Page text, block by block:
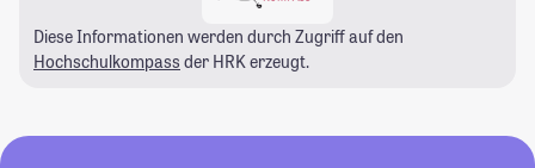
Diese Informationen werden durch Zugriff auf den
Hochschulkompass der HRK erzeugt.